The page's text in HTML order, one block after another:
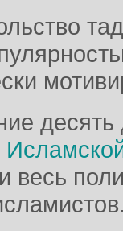
весь